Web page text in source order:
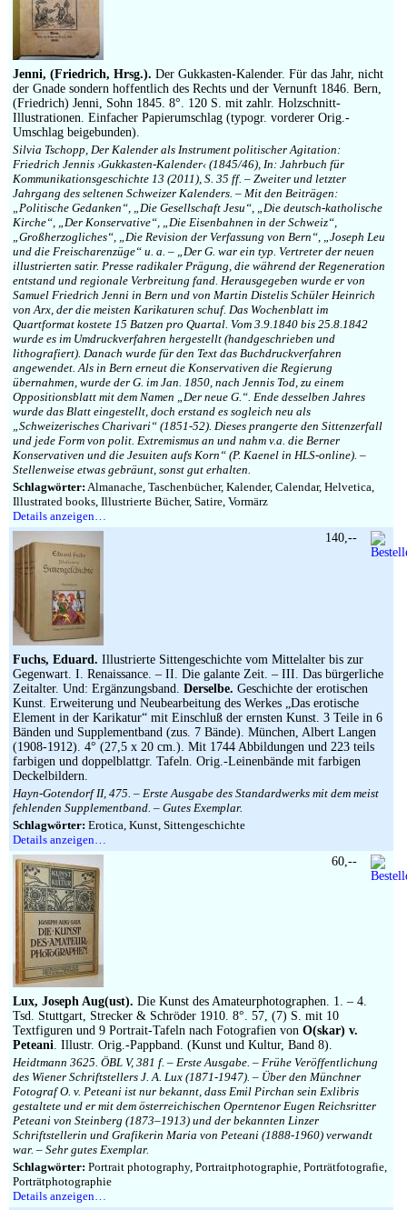
Jenni, (Friedrich, Hrsg.). Der Gukkasten-Kalender. Für das Jahr, nicht
der Gnade sondern hoffentlich des Rechts und der Vernunft 1846. Bern,
(Friedrich) Jenni, Sohn 1845. 8°. 120 S. mit zahlr. Holzschnitt-
Illustrationen. Einfacher Papierumschlag (typogr. vorderer Orig.-
Umschlag beigebunden).
Silvia Tschopp, Der Kalender als Instrument politischer Agitation:
Friedrich Jennis ›Gukkasten-Kalender‹ (1845/46), In: Jahrbuch für
Kommunikationsgeschichte 13 (2011), S. 35 ff. – Zweiter und letzter
Jahrgang des seltenen Schweizer Kalenders. – Mit den Beiträgen:
„Politische Gedanken“, „Die Gesellschaft Jesu“, „Die deutsch-katholische
Kirche“, „Der Konservative“, „Die Eisenbahnen in der Schweiz“,
„Großherzogliches“, „Die Revision der Verfassung von Bern“, „Joseph Leu
und die Freischarenzüge“ u. a. – „Der G. war ein typ. Vertreter der neuen
illustrierten satir. Presse radikaler Prägung, die während der Regeneration
entstand und regionale Verbreitung fand. Herausgegeben wurde er von
Samuel Friedrich Jenni in Bern und von Martin Distelis Schüler Heinrich
von Arx, der die meisten Karikaturen schuf. Das Wochenblatt im
Quartformat kostete 15 Batzen pro Quartal. Vom 3.9.1840 bis 25.8.1842
wurde es im Umdruckverfahren hergestellt (handgeschrieben und
lithografiert). Danach wurde für den Text das Buchdruckverfahren
angewendet. Als in Bern erneut die Konservativen die Regierung
übernahmen, wurde der G. im Jan. 1850, nach Jennis Tod, zu einem
Oppositionsblatt mit dem Namen „Der neue G.“. Ende desselben Jahres
wurde das Blatt eingestellt, doch erstand es sogleich neu als
„Schweizerisches Charivari“ (1851-52). Dieses prangerte den Sittenzerfall
und jede Form von polit. Extremismus an und nahm v.a. die Berner
Konservativen und die Jesuiten aufs Korn“ (P. Kaenel in HLS-online). –
Stellenweise etwas gebräunt, sonst gut erhalten.
Schlagwörter: Almanache, Taschenbücher, Kalender, Calendar, Helvetica,
Illustrated books, Illustrierte Bücher, Satire, Vormärz
Details anzeigen…
Fuchs, Eduard. Illustrierte Sittengeschichte vom Mittelalter bis zur
Gegenwart. I. Renaissance. – II. Die galante Zeit. – III. Das bürgerliche
Zeitalter. Und: Ergänzungsband. Derselbe. Geschichte der erotischen
Kunst. Erweiterung und Neubearbeitung des Werkes „Das erotische
Element in der Karikatur“ mit Einschluß der ernsten Kunst. 3 Teile in 6
Bänden und Supplementband (zus. 7 Bände). München, Albert Langen
(1908-1912). 4° (27,5 x 20 cm.). Mit 1744 Abbildungen und 223 teils
farbigen und doppelblattgr. Tafeln. Orig.-Leinenbände mit farbigen
Deckelbildern.
Hayn-Gotendorf II, 475. – Erste Ausgabe des Standardwerks mit dem meist
fehlenden Supplementband. – Gutes Exemplar.
Schlagwörter: Erotica, Kunst, Sittengeschichte
Details anzeigen…
140,--
Lux, Joseph Aug(ust). Die Kunst des Amateurphotographen. 1. – 4.
Tsd. Stuttgart, Strecker & Schröder 1910. 8°. 57, (7) S. mit 10
Textfiguren und 9 Portrait-Tafeln nach Fotografien von O(skar) v.
Peteani. Illustr. Orig.-Pappband. (Kunst und Kultur, Band 8).
Heidtmann 3625. ÖBL V, 381 f. – Erste Ausgabe. – Frühe Veröffentlichung
des Wiener Schriftstellers J. A. Lux (1871-1947). – Über den Münchner
Fotograf O. v. Peteani ist nur bekannt, dass Emil Pirchan sein Exlibris
gestaltete und er mit dem österreichischen Operntenor Eugen Reichsritter
Peteani von Steinberg (1873–1913) und der bekannten Linzer
Schriftstellerin und Grafikerin Maria von Peteani (1888-1960) verwandt
war. – Sehr gutes Exemplar.
Schlagwörter: Portrait photography, Portraitphotographie, Porträtfotografie,
Porträtphotographie
Details anzeigen…
60,--